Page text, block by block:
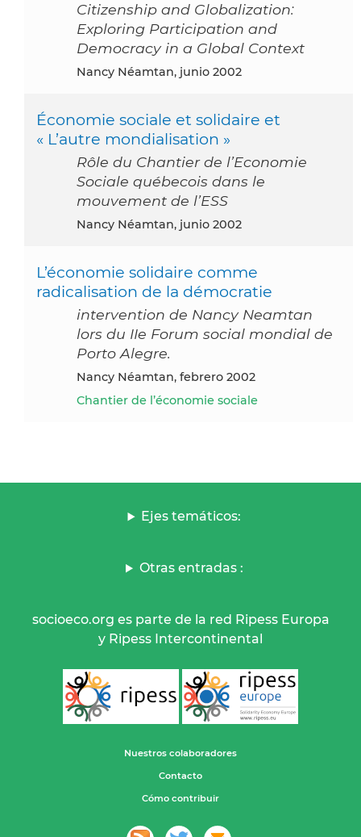
Citizenship and Globalization:
Exploring Participation and
Democracy in a Global Context
Nancy Néamtan, junio 2002
Économie sociale et solidaire et
« L’autre mondialisation »
Rôle du Chantier de l’Economie
Sociale québecois dans le
mouvement de l’ESS
Nancy Néamtan, junio 2002
L’économie solidaire comme
radicalisation de la démocratie
intervention de Nancy Neamtan
lors du IIe Forum social mondial de
Porto Alegre.
Nancy Néamtan, febrero 2002
Chantier de l’économie sociale
Ejes temáticos:
Otras entradas :
socioeco.org es parte de la red Ripess Europa
y Ripess Intercontinental
Nuestros colaboradores
Contacto
Cómo contribuir